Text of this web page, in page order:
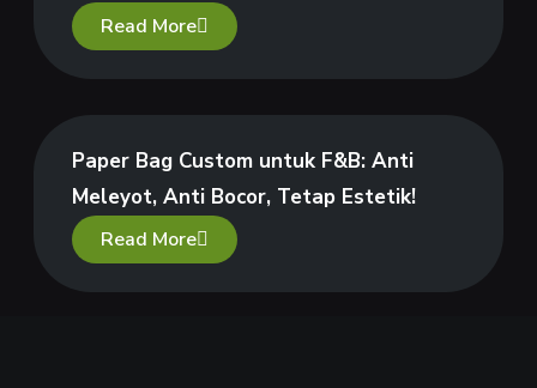
Read More
Paper Bag Custom untuk F&B: Anti
Meleyot, Anti Bocor, Tetap Estetik!
Read More